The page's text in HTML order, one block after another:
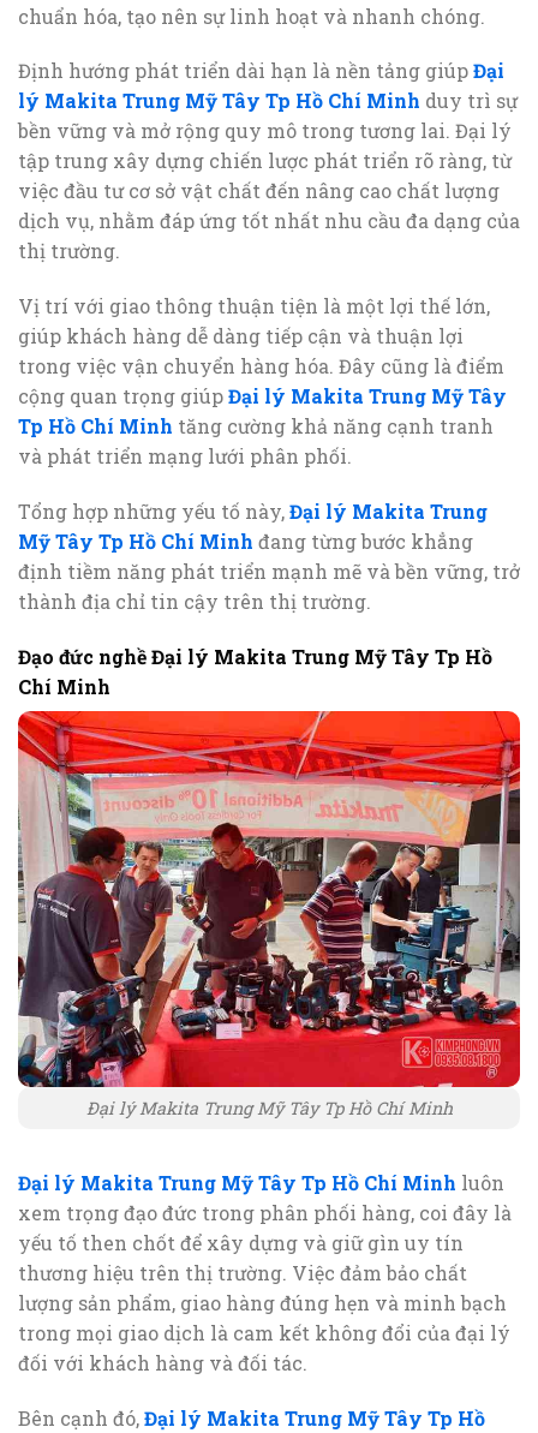
chuẩn hóa, tạo nên sự linh hoạt và nhanh chóng.
Định hướng phát triển dài hạn là nền tảng giúpĐại
lý Makita Trung Mỹ Tây Tp Hồ Chí Minh duy trì sự
bền vững và mở rộng quy mô trong tương lai. Đại lý
tập trung xây dựng chiến lược phát triển rõ ràng, từ
việc đầu tư cơ sở vật chất đến nâng cao chất lượng
dịch vụ, nhằm đáp ứng tốt nhất nhu cầu đa dạng của
thị trường.
Vị trí với giao thông thuận tiện là một lợi thế lớn,
giúp khách hàng dễ dàng tiếp cận và thuận lợi
trong việc vận chuyển hàng hóa. Đây cũng là điểm
cộng quan trọng giúpĐại lý Makita Trung Mỹ Tây
Tp Hồ Chí Minh tăng cường khả năng cạnh tranh
và phát triển mạng lưới phân phối.
Tổng hợp những yếu tố này,Đại lý Makita Trung
Mỹ Tây Tp Hồ Chí Minh đang từng bước khẳng
định tiềm năng phát triển mạnh mẽ và bền vững, trở
thành địa chỉ tin cậy trên thị trường.
Đạo đức nghề Đại lý Makita Trung Mỹ Tây Tp Hồ
Chí Minh
Đại lý Makita Trung Mỹ Tây Tp Hồ Chí Minh
Đại lý Makita Trung Mỹ Tây Tp Hồ Chí Minh luôn
xem trọng đạo đức trong phân phối hàng, coi đây là
yếu tố then chốt để xây dựng và giữ gìn uy tín
thương hiệu trên thị trường. Việc đảm bảo chất
lượng sản phẩm, giao hàng đúng hẹn và minh bạch
trong mọi giao dịch là cam kết không đổi của đại lý
đối với khách hàng và đối tác.
Bên cạnh đó,Đại lý Makita Trung Mỹ Tây Tp Hồ